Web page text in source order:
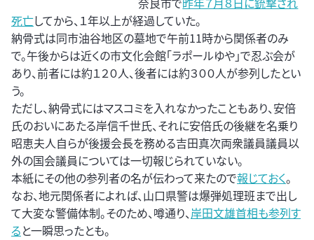
死亡してから、１年以上が経過していた。
納骨式は同市油谷地区の墓地で午前11時から関係者のみ
で。午後からは近くの市文化会館「ラポールゆや」で忍ぶ会が
あり、前者には約１２０人、後者には約３００人が参列したとい
う。
ただし、納骨式にはマスコミを入れなかったこともあり、安倍
氏のおいにあたる岸信千世氏、それに安倍氏の後継を名乗り
昭恵夫人自らが後援会長を務める吉田真次両衆議員議員以
外の国会議員については一切報じられていない。
本紙にその他の参列者の名が伝わって来たので報じておく。
なお、地元関係者によれば、山口県警は爆弾処理班まで出し
て大変な警備体制。そのため、噂通り、岸田文雄首相も参列す
ると一瞬思ったとも。